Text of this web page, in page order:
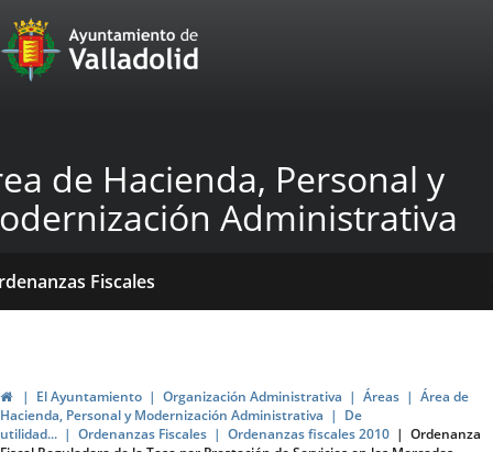
Portal
Web
Ayuntamiento
de
Valladolid
de Hacienda, Personal y
Administrativa
Fiscales
HomeEl Ayuntamiento Organización Administrativa Áreas
Área de
Hacienda, Personal y Modernización Administrativa
De
utilidad...
Ordenanzas Fiscales Ordenanzas fiscales 2010
Ordenanza